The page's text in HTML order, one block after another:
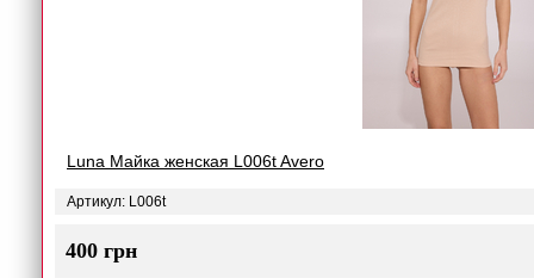
Luna Майка женская L006t Avero
Артикул: L006t
400 грн